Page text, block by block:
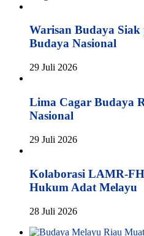
Warisan Budaya
Budaya Nasional
29 Juli 2026
Lima Cagar Budaya
Nasional
29 Juli 2026
Kolaborasi LAMR-
Hukum Adat Melayu
28 Juli 2026